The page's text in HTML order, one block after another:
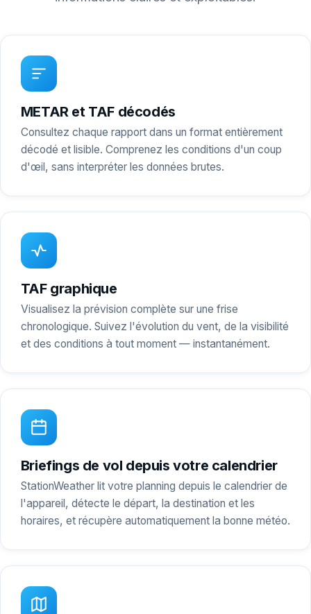
METAR et TAF décodés
Consultez chaque rapport dans un format entièrement
décodé et lisible. Comprenez les conditions d'un coup
d'œil, sans interpréter les données brutes.
TAF graphique
Visualisez la prévision complète sur une frise
chronologique. Suivez l'évolution du vent, de la visibilité
et des conditions à tout moment — instantanément.
Briefings de vol depuis votre calendrier
StationWeather lit votre planning depuis le calendrier de
l'appareil, détecte le départ, la destination et les
horaires, et récupère automatiquement la bonne météo.